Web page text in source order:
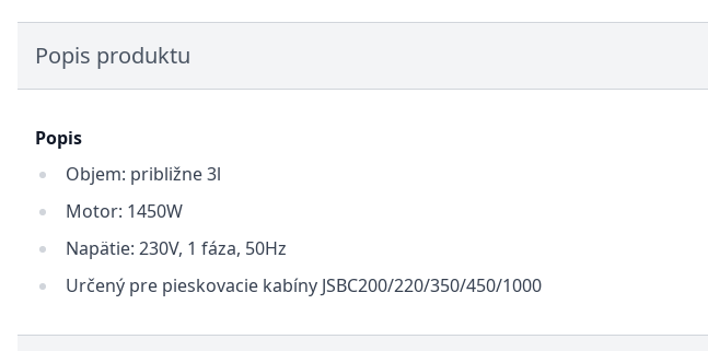
Popis produktu
Popis
Objem: približne 3l
Motor: 1450W
Napätie: 230V, 1 fáza, 50Hz
Určený pre pieskovacie kabíny JSBC200/220/350/450/1000